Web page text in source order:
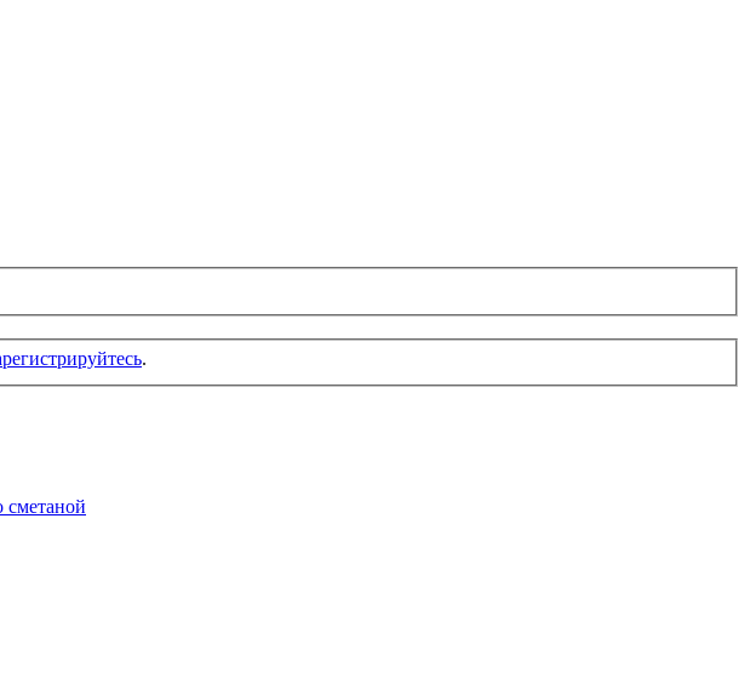
.
сметаной